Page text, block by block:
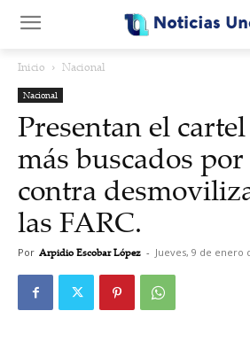
Inicio Nacional
Nacional
Presentan el
más buscados
contra
las FARC.
Por Arpidio Escobar López - Jueves, 9 de enero